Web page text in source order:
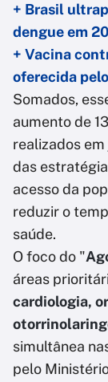
+ Brasil
dengue em
+ Vacina
oferecida
Somados,
aumento de
realizados
das
acesso da
reduzir o
saúde.
O foco do "
áreas
cardiologia,
simultânea
pelo